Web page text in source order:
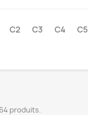
C2 C3 C4 C5
produits.